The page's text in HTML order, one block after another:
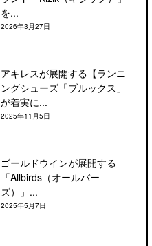
を...
2026年3月27日
アキレスが展開する【ランニ
ングシューズ「ブルックス」
が着実に...
2025年11月5日
ゴールドウインが展開する
「Allbirds（オールバー
ズ）」...
2025年5月7日